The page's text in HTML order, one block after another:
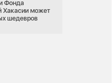
Фонда
Хакасии может
шедевров